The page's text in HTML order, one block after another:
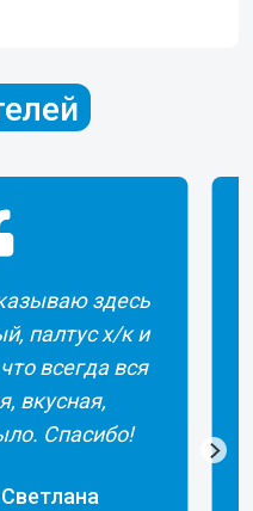
здесь
палтус х/к и
всегда вся
вкусная,
Спасибо!